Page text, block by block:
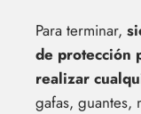
Para terminar,
de protección
realizar
gafas, guantes,